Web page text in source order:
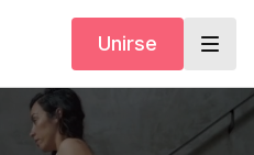
Unirse